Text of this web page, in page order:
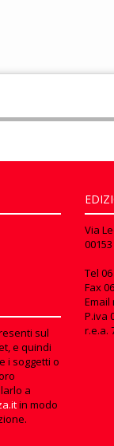
sul
e quindi
i soggetti o
a
in modo
Via
Tel
Fax
Email
P.iva
r.e.a.